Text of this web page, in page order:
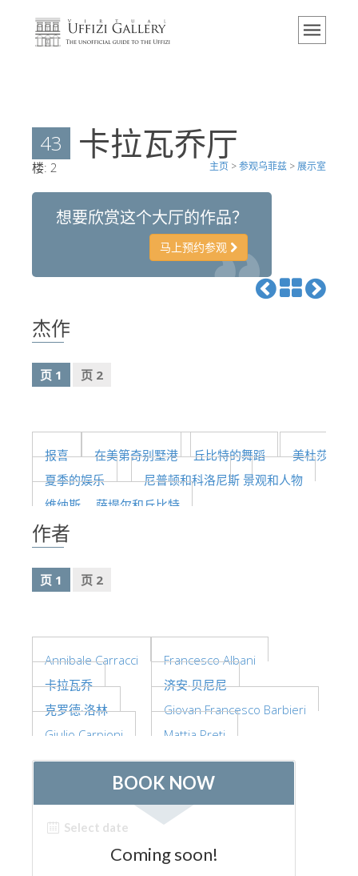
主页
活动 & 展览
参观乌菲兹
现在预定
佛罗伦萨博物馆
巴杰罗美术馆
学院美术馆
宝石加工博物馆
伽利略博物馆
Boboli Gardens
旧宫
圣母玛利亚
圣十字教堂
现在预定
43 卡拉瓦乔厅
主页 >参观乌菲兹 >展示室
楼: 2
想要欣赏这个大厅的作品？
马上预约参观
杰作
页 1 页 2
报喜 在美第奇别墅港 丘比特的舞蹈
美杜莎
夏季的娱乐
尼普顿和科洛尼斯 景观和人物
维纳斯， 萨堤尔和丘比特
作者
页 1 页 2
Annibale Carracci
Francesco Albani
卡拉瓦乔
济安·贝尼尼
克罗德·洛林
Giovan Francesco Barbieri
Giulio Carpioni
Mattia Preti